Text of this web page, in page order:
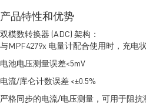
产品特性和优势
双模数转换器 (ADC) 架构：
与MPF4279x 电量计配合使用时，充电
电池电压测量误差<5mV
电流/库仑计数误差 <±0.5%
严格同步的电流/电压测量，可用于阻抗